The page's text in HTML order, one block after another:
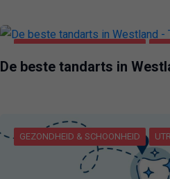
De beste tandarts in
GEZONDHEID & SCHOONHEID